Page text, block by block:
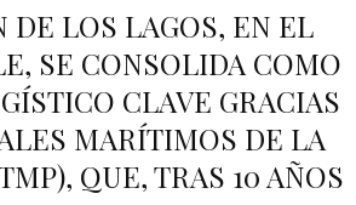
DE LOS LAGOS, EN EL
SE CONSOLIDA COMO
CLAVE GRACIAS
MARÍTIMOS DE LA
QUE, TRAS 10 AÑOS